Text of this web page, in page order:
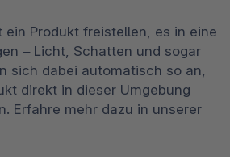
ein Produkt freistellen, es in eine
– Licht, Schatten und sogar
sich dabei automatisch so an,
direkt in dieser Umgebung